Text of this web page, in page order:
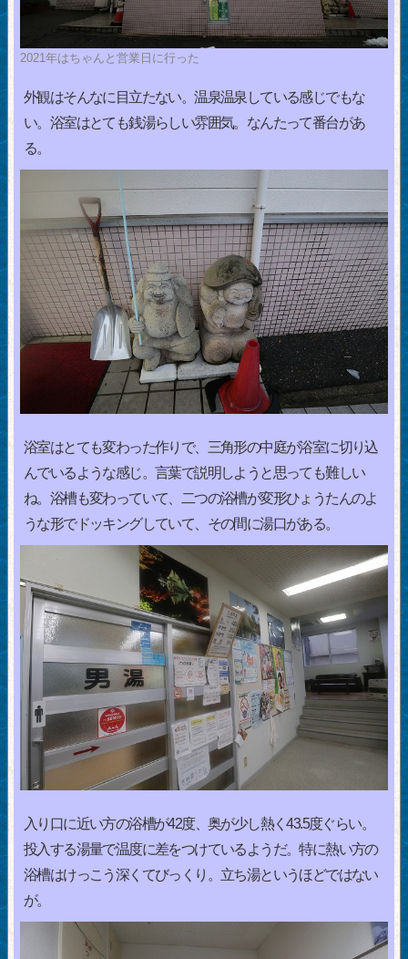
2021年はちゃんと営業日に行った
外観はそんなに目立たない。温泉温泉している感じでもな
い。浴室はとても銭湯らしい雰囲気。なんたって番台があ
る。
浴室はとても変わった作りで、三角形の中庭が浴室に切り込
んでいるような感じ。言葉で説明しようと思っても難しい
ね。浴槽も変わっていて、二つの浴槽が変形ひょうたんのよ
うな形でドッキングしていて、その間に湯口がある。
入り口に近い方の浴槽が42度、奥が少し熱く43.5度ぐらい。
投入する湯量で温度に差をつけているようだ。特に熱い方の
浴槽はけっこう深くてびっくり。立ち湯というほどではない
が。